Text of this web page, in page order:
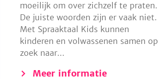
moeilijk om over zichzelf te praten.
De juiste woorden zijn er vaak niet.
Met Spraaktaal Kids kunnen
kinderen en volwassenen samen op
zoek naar...
Meer informatie